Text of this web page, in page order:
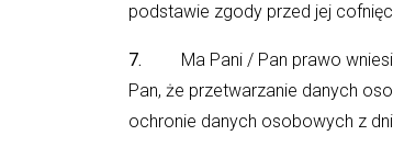
podstawie zgody przed jej
7. Ma Pani / Pan prawo
Pan, że przetwarzanie danych
ochronie danych osobowych z